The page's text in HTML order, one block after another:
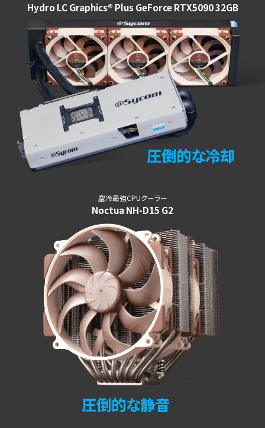
Hydro LC Graphics® Plus GeForce RTX5090 32GB
圧倒的な冷却
空冷最強CPUクーラー
Noctua NH-D15 G2
圧倒的な静音